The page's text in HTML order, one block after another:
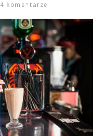
4 komentarze